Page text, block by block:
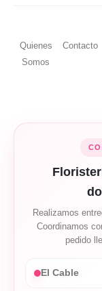
Quienes
Somos
Contacto
Realizamos
Coordinamos
pedido
El Cable